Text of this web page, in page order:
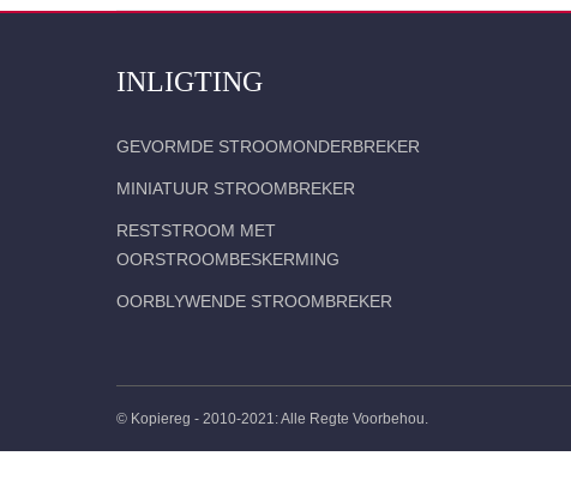
INLIGTING
GEVORMDE STROOMONDERBREKER
MINIATUUR STROOMBREKER
RESTSTROOM MET
OORSTROOMBESKERMING
OORBLYWENDE STROOMBREKER
© Kopiereg - 2010-2021: Alle Regte Voorbehou.